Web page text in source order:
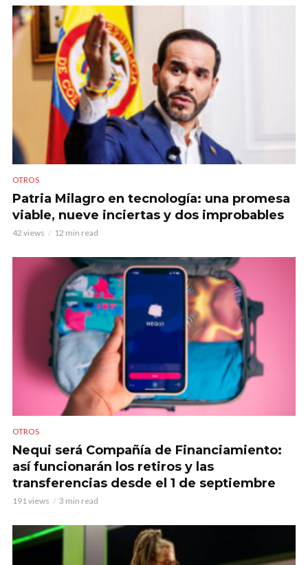
OTROS
Patria Milagro en tecnología: una promesa
viable, nueve inciertas y dos improbables
42 views 12 min read
OTROS
Nequi será Compañía de Financiamiento:
así funcionarán los retiros y las
transferencias desde el 1 de septiembre
191 views 3 min read